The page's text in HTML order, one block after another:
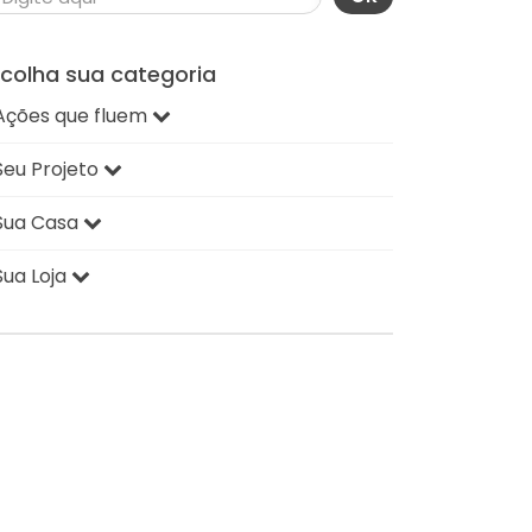
sua categoria
que fluem
Projeto
Casa
Loja